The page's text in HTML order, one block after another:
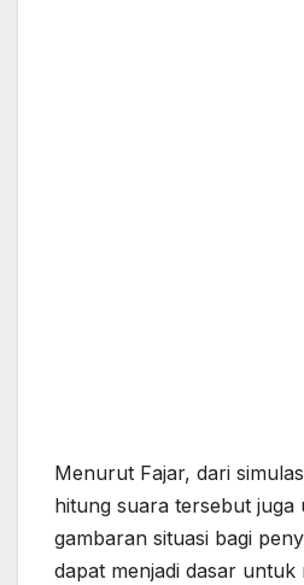
Menurut Fajar, dari
hitung suara tersebut juga
gambaran situasi bagi
dapat menjadi dasar